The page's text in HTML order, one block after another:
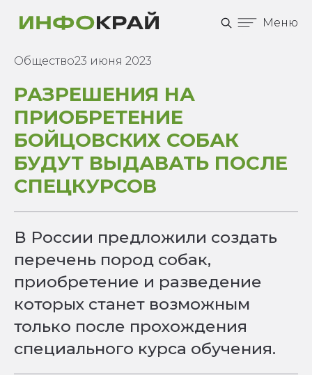
Меню
Общество23 июня 2023
РАЗРЕШЕНИЯ НА
ПРИОБРЕТЕНИЕ
БОЙЦОВСКИХ СОБАК
БУДУТ ВЫДАВАТЬ ПОСЛЕ
СПЕЦКУРСОВ
В России предложили создать
перечень пород собак,
приобретение и разведение
которых станет возможным
только после прохождения
специального курса обучения.